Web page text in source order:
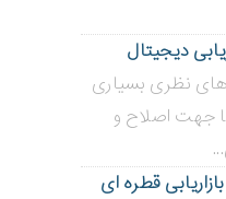
نظری بسیاری
جهت اصلاح و
قطره ای